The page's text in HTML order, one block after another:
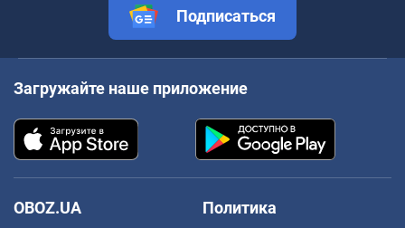
Подписаться
Загружайте наше приложение
OBOZ.UA
Политика